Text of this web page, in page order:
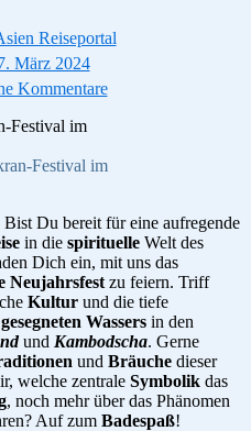
Reiseportal
März 2024
Kommentarezu
Gesegnetes
spirituelles
Südostasien
Festival im
Bist Du bereit für eine aufregende
in diespirituelleWelt des
Dich ein, mit uns das
Neujahrsfestzu feiern. Triff
Kulturund die tiefe
gesegneten Wassersin den
und Kambodscha. Gerne
und Bräuche dieser
welche zentrale Symbolik das
, noch mehr über das Phänomen
Auf zum Badespaß!